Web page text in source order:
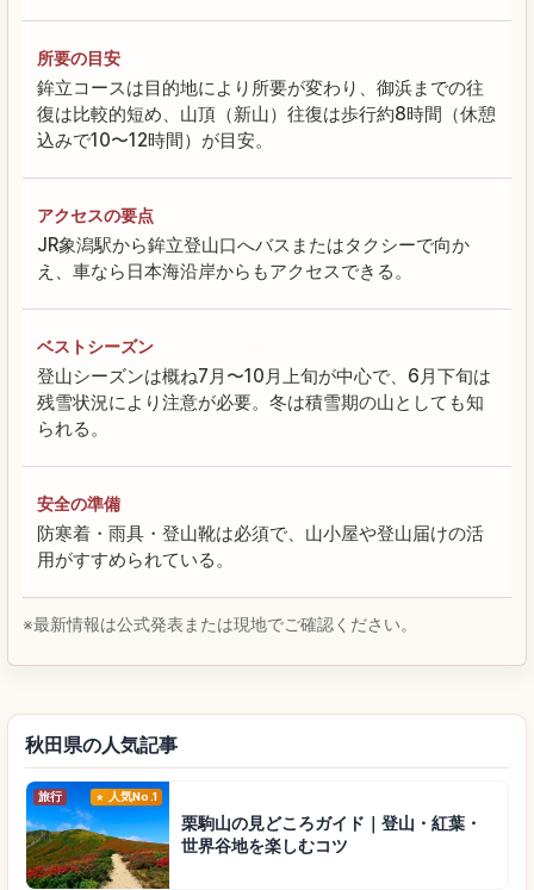
所要の目安
鉾立コースは目的地により所要が変わり、御浜までの往
復は比較的短め、山頂（新山）往復は歩行約8時間（休憩
込みで10〜12時間）が目安。
アクセスの要点
JR象潟駅から鉾立登山口へバスまたはタクシーで向か
え、車なら日本海沿岸からもアクセスできる。
ベストシーズン
登山シーズンは概ね7月〜10月上旬が中心で、6月下旬は
残雪状況により注意が必要。冬は積雪期の山としても知
られる。
安全の準備
防寒着・雨具・登山靴は必須で、山小屋や登山届けの活
用がすすめられている。
※最新情報は公式発表または現地でご確認ください。
秋田県の人気記事
旅行 人気No.1
栗駒山の見どころガイド｜登山・紅葉・
世界谷地を楽しむコツ